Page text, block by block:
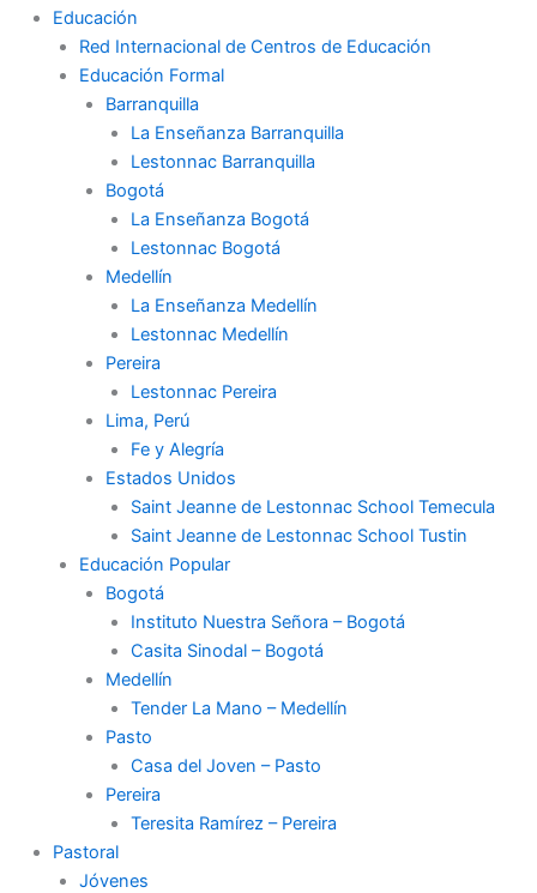
Educación
Red Internacional de Centros de Educación
Educación Formal
Barranquilla
La Enseñanza Barranquilla
Lestonnac Barranquilla
Bogotá
La Enseñanza Bogotá
Lestonnac Bogotá
Medellín
La Enseñanza Medellín
Lestonnac Medellín
Pereira
Lestonnac Pereira
Lima, Perú
Fe y Alegría
Estados Unidos
Saint Jeanne de Lestonnac School Temecula
Saint Jeanne de Lestonnac School Tustin
Educación Popular
Bogotá
Instituto Nuestra Señora – Bogotá
Casita Sinodal – Bogotá
Medellín
Tender La Mano – Medellín
Pasto
Casa del Joven – Pasto
Pereira
Teresita Ramírez – Pereira
Pastoral
Jóvenes